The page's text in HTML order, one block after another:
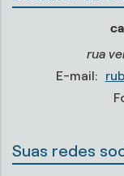
rua
E-mail:
Suas redes